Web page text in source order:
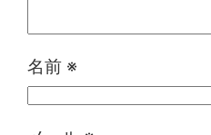
名前 ※